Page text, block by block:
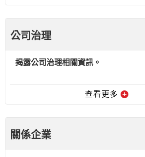
公司治理
揭露公司治理相關資訊。
查看更多
關係企業